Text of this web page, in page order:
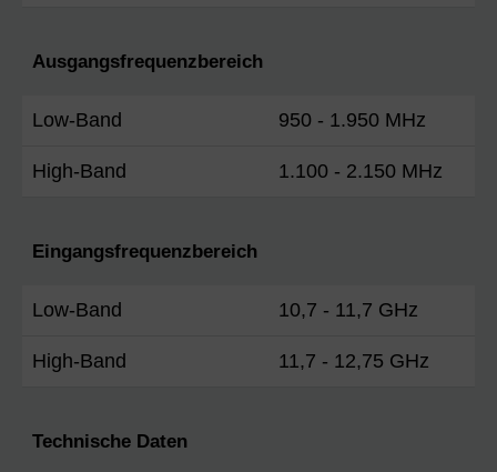
Ausgangsfrequenzbereich
Low-Band 950 - 1.950 MHz
High-Band 1.100 - 2.150 MHz
Eingangsfrequenzbereich
Low-Band 10,7 - 11,7 GHz
High-Band 11,7 - 12,75 GHz
Technische Daten